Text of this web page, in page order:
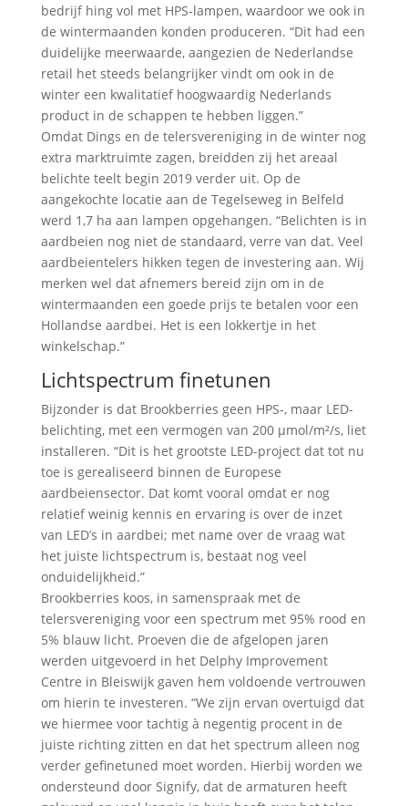
bedrijf hing vol met HPS-lampen, waardoor we ook in
de wintermaanden konden produceren. “Dit had een
duidelijke meerwaarde, aangezien de Nederlandse
retail het steeds belangrijker vindt om ook in de
winter een kwalitatief hoogwaardig Nederlands
product in de schappen te hebben liggen.”
Omdat Dings en de telersvereniging in de winter nog
extra marktruimte zagen, breidden zij het areaal
belichte teelt begin 2019 verder uit. Op de
aangekochte locatie aan de Tegelseweg in Belfeld
werd 1,7 ha aan lampen opgehangen. “Belichten is in
aardbeien nog niet de standaard, verre van dat. Veel
aardbeientelers hikken tegen de investering aan. Wij
merken wel dat afnemers bereid zijn om in de
wintermaanden een goede prijs te betalen voor een
Hollandse aardbei. Het is een lokkertje in het
winkelschap.”
Lichtspectrum finetunen
Bijzonder is dat Brookberries geen HPS-, maar LED-
belichting, met een vermogen van 200 μmol/m²/s, liet
installeren. “Dit is het grootste LED-project dat tot nu
toe is gerealiseerd binnen de Europese
aardbeiensector. Dat komt vooral omdat er nog
relatief weinig kennis en ervaring is over de inzet
van LED’s in aardbei; met name over de vraag wat
het juiste lichtspectrum is, bestaat nog veel
onduidelijkheid.”
Brookberries koos, in samenspraak met de
telersvereniging voor een spectrum met 95% rood en
5% blauw licht. Proeven die de afgelopen jaren
werden uitgevoerd in het Delphy Improvement
Centre in Bleiswijk gaven hem voldoende vertrouwen
om hierin te investeren. “We zijn ervan overtuigd dat
we hiermee voor tachtig à negentig procent in de
juiste richting zitten en dat het spectrum alleen nog
verder gefinetuned moet worden. Hierbij worden we
ondersteund door Signify, dat de armaturen heeft